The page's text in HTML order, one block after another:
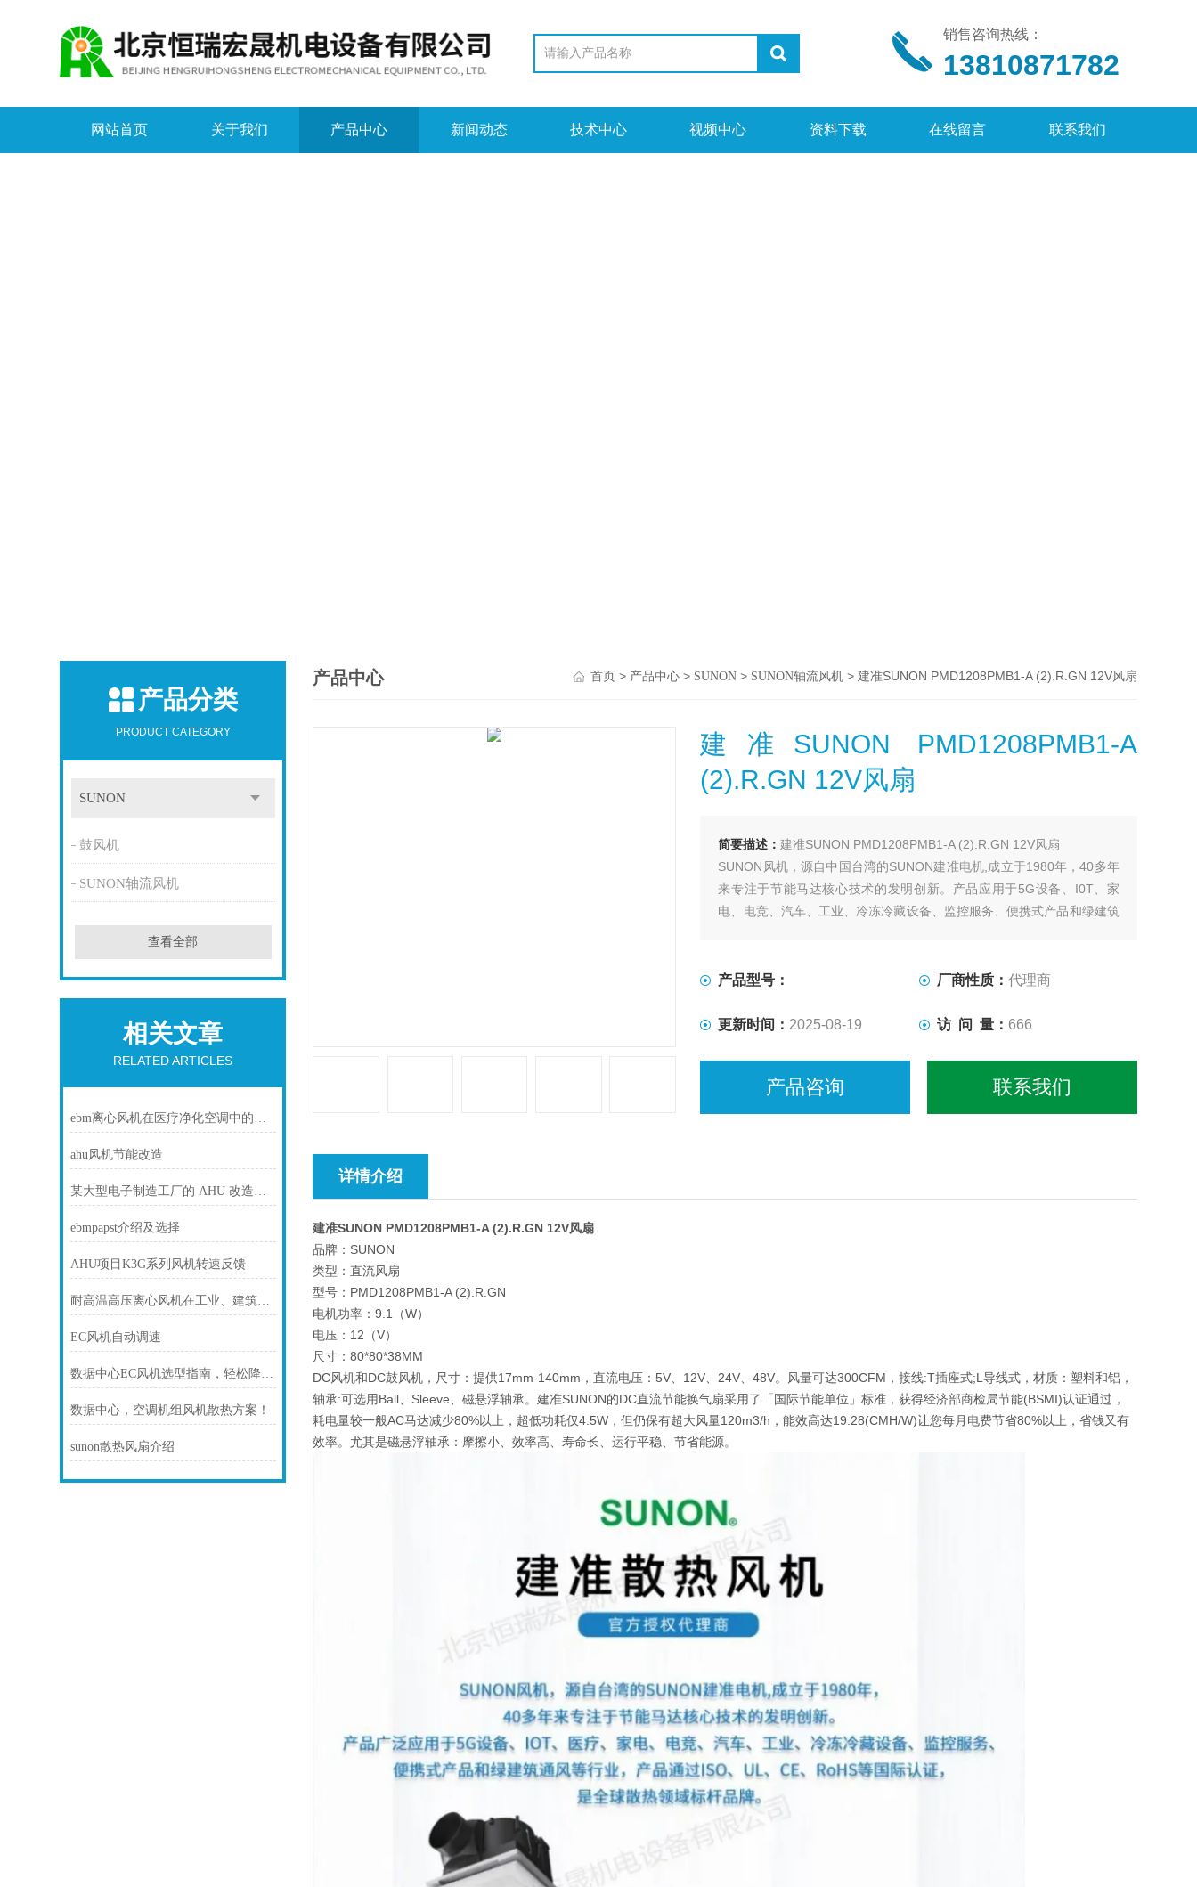
销售咨询热线：
13810871782
网站首页 关于我们 产品中心 新闻动态 技术中心 视频中心 资料下载 在线留言 联系我们
产品分类
PRODUCT CATEGORY
SUNON
鼓风机
SUNON轴流风机
查看全部
相关文章
RELATED ARTICLES
ebm离心风机在医疗净化空调中的静音与洁净优势
ahu风机节能改造
某大型电子制造工厂的 AHU 改造项目
ebmpapst介绍及选择
AHU项目K3G系列风机转速反馈
耐高温高压离心风机在工业、建筑、环境工程等领域中发挥着重要的作用
EC风机自动调速
数据中心EC风机选型指南，轻松降温更省电
数据中心，空调机组风机散热方案！
sunon散热风扇介绍
产品中心 首页> 产品中心> SUNON> SUNON轴流风机> 建准SUNON PMD1208PMB1-A (2).R.GN 12V风扇
建准SUNON PMD1208PMB1-A
(2).R.GN 12V风扇
简要描述：建准SUNON PMD1208PMB1-A (2).R.GN 12V风扇
SUNON风机，源自中国台湾的SUNON建准电机,成立于1980年，40多年
来专注于节能马达核心技术的发明创新。产品应用于5G设备、I0T、家
电、电竞、汽车、工业、冷冻冷藏设备、监控服务、便携式产品和绿建筑
产品型号： 厂商性质： 代理商
更新时间： 2025-08-19 访 问 量： 666
产品咨询 联系我们
详情介绍
建准SUNON PMD1208PMB1-A (2).R.GN 12V风扇
品牌：SUNON
类型：直流风扇
型号：PMD1208PMB1-A (2).R.GN
电机功率：9.1（W）
电压：12（V）
尺寸：80*80*38MM
DC风机和DC鼓风机，尺寸：提供17mm-140mm，直流电压：5V、12V、24V、48V。风量可达300CFM，接线:T插座式;L导线式，材质：塑料和铝，
轴承:可选用Ball、Sleeve、磁悬浮轴承。建准SUNON的DC直流节能换气扇采用了「国际节能单位」标准，获得经济部商检局节能(BSMI)认证通过，
耗电量较一般AC马达减少80%以上，超低功耗仅4.5W，但仍保有超大风量120m3/h，能效高达19.28(CMH/W)让您每月电费节省80%以上，省钱又有
效率。尤其是磁悬浮轴承：摩擦小、效率高、寿命长、运行平稳、节省能源。